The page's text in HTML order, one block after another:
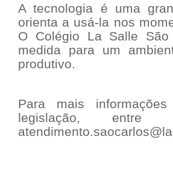
A tecnologia é uma
orienta a usá-la nos
O Colégio La Salle
medida para um
produtivo.
Para mais
legislação,